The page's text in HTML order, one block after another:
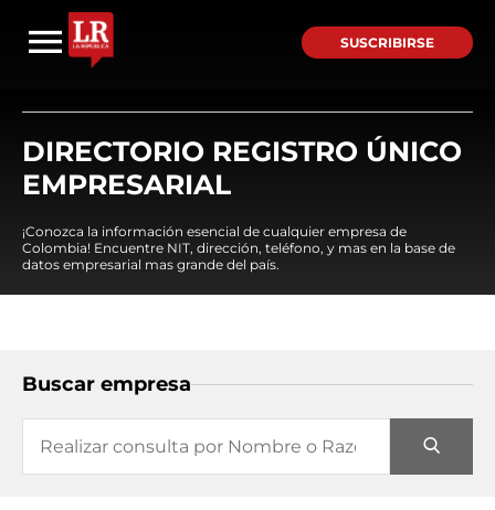
SUSCRIBIRSE
DIRECTORIO REGISTRO ÚNICO
EMPRESARIAL
¡Conozca la información esencial de cualquier empresa de
Colombia! Encuentre NIT, dirección, teléfono, y mas en la base de
datos empresarial mas grande del país.
Buscar empresa